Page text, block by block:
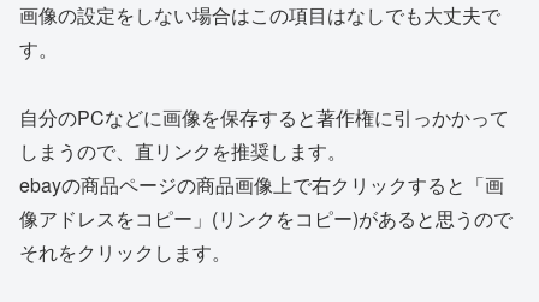
画像の設定をしない場合はこの項目はなしでも大丈夫で
す。
自分のPCなどに画像を保存すると著作権に引っかかって
しまうので、直リンクを推奨します。
ebayの商品ページの商品画像上で右クリックすると「画
像アドレスをコピー」(リンクをコピー)があると思うので
それをクリックします。